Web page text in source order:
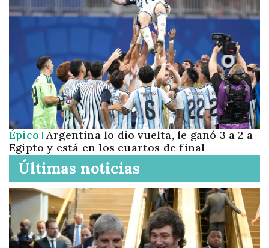
Épico Argentina lo dio vuelta, le ganó 3 a 2 a
Egipto y está en los cuartos de final
Últimas noticias